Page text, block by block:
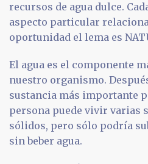
recursos de agua dulce.
aspecto particular
oportunidad el lema es
El agua es el componente
nuestro organismo.
sustancia más importante
persona puede vivir varias
sólidos, pero sólo podría
sin beber agua.